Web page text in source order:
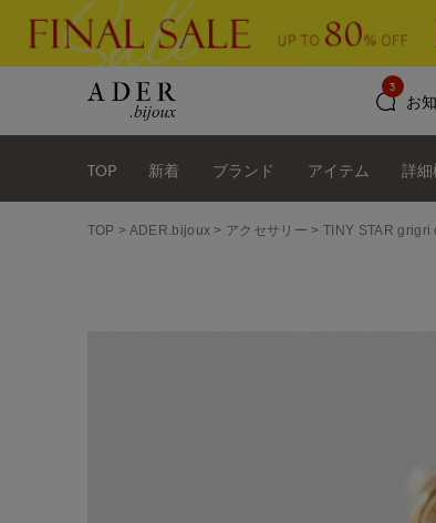
お
3
TOP 新着 ブランド アイテム 詳細
TOP ADER.bijoux アクセサリー TINY STAR grigri